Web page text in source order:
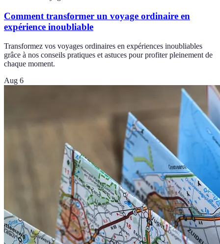
Comment transformer un voyage ordinaire en
expérience inoubliable
Transformez vos voyages ordinaires en expériences inoubliables
grâce à nos conseils pratiques et astuces pour profiter pleinement de
chaque moment.
Aug 6